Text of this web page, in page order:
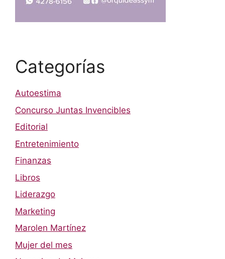
Categorías
Autoestima
Concurso Juntas Invencibles
Editorial
Entretenimiento
Finanzas
Libros
Liderazgo
Marketing
Marolen Martínez
Mujer del mes